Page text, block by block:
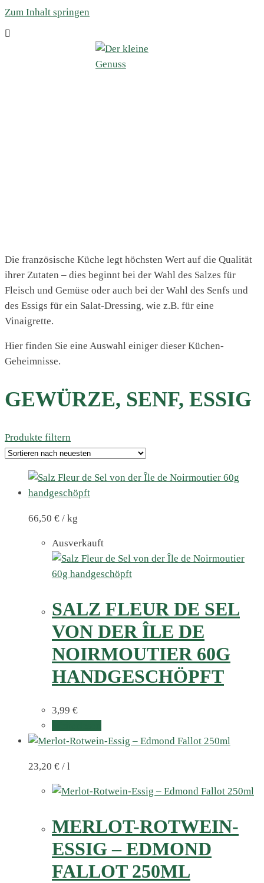
Zum Inhalt springen
Die französische Küche legt höchsten Wert auf die Qualität
ihrer Zutaten – dies beginnt bei der Wahl des Salzes für
Fleisch und Gemüse oder auch bei der Wahl des Senfs und
des Essigs für ein Salat-Dressing, wie z.B. für eine
Vinaigrette.
Hier finden Sie eine Auswahl einiger dieser Küchen-
Geheimnisse.
GEWÜRZE, SENF, ESSIG
Produkte filtern
66,50 € / kg
Ausverkauft
SALZ FLEUR DE SEL
VON DER ÎLE DE
NOIRMOUTIER 60G
HANDGESCHÖPFT
3,99 €
23,20 € / l
MERLOT-ROTWEIN-
ESSIG – EDMOND
FALLOT 250ML